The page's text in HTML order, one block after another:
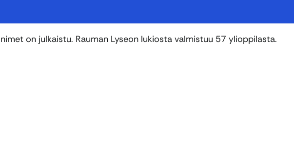
on julkaistu. Rauman Lyseon lukiosta valmistuu 57 ylioppilasta.